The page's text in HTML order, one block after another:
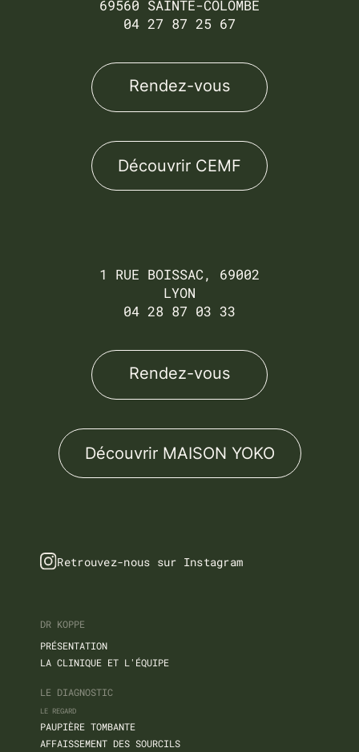
69560 SAINTE-COLOMBE
04 27 87 25 67
Rendez-vous
Découvrir CEMF
1 RUE BOISSAC, 69002
LYON
04 28 87 03 33
Rendez-vous
Découvrir MAISON YOKO
Retrouvez-nous sur Instagram
DR KOPPE
PRÉSENTATION
LA CLINIQUE ET L'ÉQUIPE
LE DIAGNOSTIC
LE REGARD
PAUPIÈRE TOMBANTE
AFFAISSEMENT DES SOURCILS